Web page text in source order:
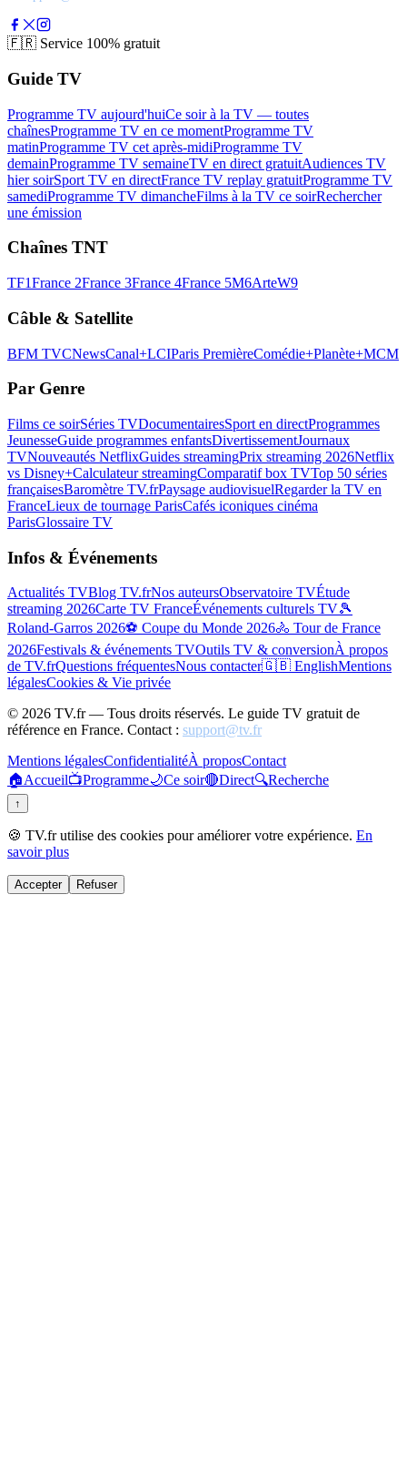
🇫🇷 Service 100% gratuit
Guide TV
Programme TV aujourd'huiCe soir à la TV — toutes
chaînesProgramme TV en ce momentProgramme TV
matinProgramme TV cet après-midiProgramme TV
demainProgramme TV semaineTV en direct gratuitAudiences TV
hier soirSport TV en directFrance TV replay gratuitProgramme TV
samediProgramme TV dimancheFilms à la TV ce soirRechercher
une émission
Chaînes TNT
TF1France 2France 3France 4France 5M6ArteW9
Câble & Satellite
BFM TVCNewsCanal+LCIParis PremièreComédie+Planète+MCM
Par Genre
Films ce soirSéries TVDocumentairesSport en directProgrammes
JeunesseGuide programmes enfantsDivertissementJournaux
TVNouveautés NetflixGuides streamingPrix streaming 2026Netflix
vs Disney+Calculateur streamingComparatif box TVTop 50 séries
françaisesBaromètre TV.frPaysage audiovisuelRegarder la TV en
FranceLieux de tournage ParisCafés iconiques cinéma
ParisGlossaire TV
Infos & Événements
Actualités TVBlog TV.frNos auteursObservatoire TVÉtude
streaming 2026Carte TV FranceÉvénements culturels TV🎾
Roland-Garros 2026⚽ Coupe du Monde 2026🚴 Tour de France
2026Festivals & événements TVOutils TV & conversionÀ propos
de TV.frQuestions fréquentesNous contacter🇬🇧 EnglishMentions
légalesCookies & Vie privée
© 2026 TV.fr — Tous droits réservés. Le guide TV gratuit de
référence en France. Contact : support@tv.fr
Mentions légalesConfidentialitéÀ proposContact
🏠Accueil📺Programme🌙Ce soir🔴Direct🔍Recherche
↑
🍪 TV.fr utilise des cookies pour améliorer votre expérience. En
savoir plus
Accepter Refuser